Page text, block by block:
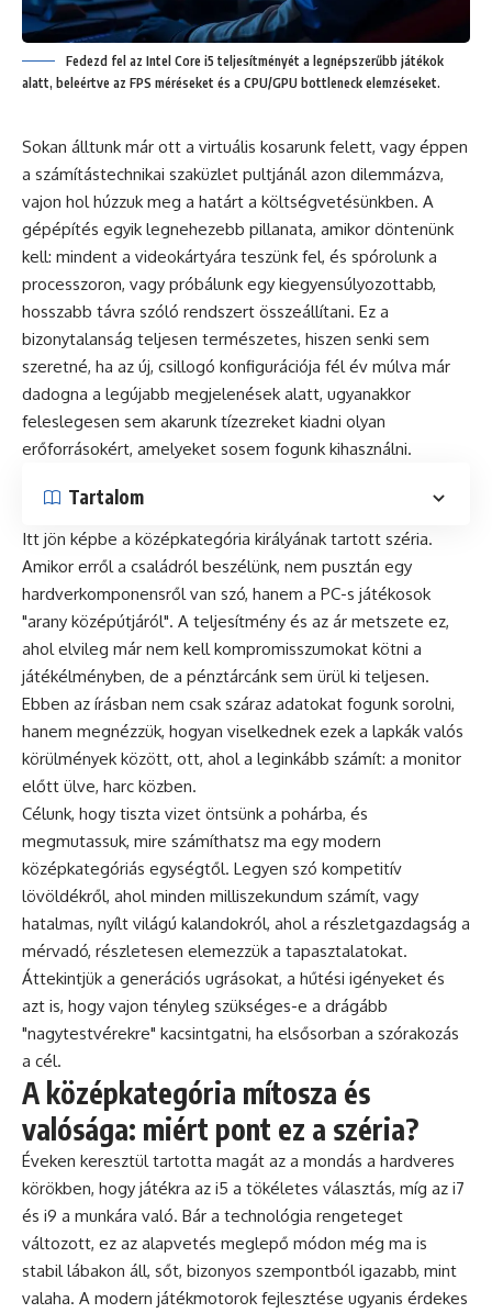
Fedezd fel az Intel Core i5 teljesítményét a legnépszerűbb játékok
alatt, beleértve az FPS méréseket és a CPU/GPU bottleneck elemzéseket.
Sokan álltunk már ott a virtuális kosarunk felett, vagy éppen
a számítástechnikai szaküzlet pultjánál azon dilemmázva,
vajon hol húzzuk meg a határt a költségvetésünkben. A
gépépítés egyik legnehezebb pillanata, amikor döntenünk
kell: mindent a videokártyára teszünk fel, és spórolunk a
processzoron, vagy próbálunk egy kiegyensúlyozottabb,
hosszabb távra szóló rendszert összeállítani. Ez a
bizonytalanság teljesen természetes, hiszen senki sem
szeretné, ha az új, csillogó konfigurációja fél év múlva már
dadogna a legújabb megjelenések alatt, ugyanakkor
feleslegesen sem akarunk tízezreket kiadni olyan
erőforrásokért, amelyeket sosem fogunk kihasználni.
Tartalom
Itt jön képbe a középkategória királyának tartott széria.
Amikor erről a családról beszélünk, nem pusztán egy
hardverkomponensről van szó, hanem a PC-s játékosok
"arany középútjáról". A teljesítmény és az ár metszete ez,
ahol elvileg már nem kell kompromisszumokat kötni a
játékélményben, de a pénztárcánk sem ürül ki teljesen.
Ebben az írásban nem csak száraz adatokat fogunk sorolni,
hanem megnézzük, hogyan viselkednek ezek a lapkák valós
körülmények között, ott, ahol a leginkább számít: a monitor
előtt ülve, harc közben.
Célunk, hogy tiszta vizet öntsünk a pohárba, és
megmutassuk, mire számíthatsz ma egy modern
középkategóriás egységtől. Legyen szó kompetitív
lövöldékről, ahol minden milliszekundum számít, vagy
hatalmas, nyílt világú kalandokról, ahol a részletgazdagság a
mérvadó, részletesen elemezzük a tapasztalatokat.
Áttekintjük a generációs ugrásokat, a hűtési igényeket és
azt is, hogy vajon tényleg szükséges-e a drágább
"nagytestvérekre" kacsintgatni, ha elsősorban a szórakozás
a cél.
A középkategória mítosza és
valósága: miért pont ez a széria?
Éveken keresztül tartotta magát az a mondás a hardveres
körökben, hogy játékra az i5 a tökéletes választás, míg az i7
és i9 a munkára való. Bár a technológia rengeteget
változott, ez az alapvetés meglepő módon még ma is
stabil lábakon áll, sőt, bizonyos szempontból igazabb, mint
valaha. A modern játékmotorok fejlesztése ugyanis érdekes